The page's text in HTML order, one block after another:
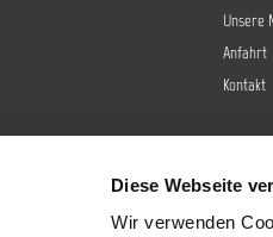
Diese Webseite
Wir verwenden
Unsere
Anfahrt
Kontakt